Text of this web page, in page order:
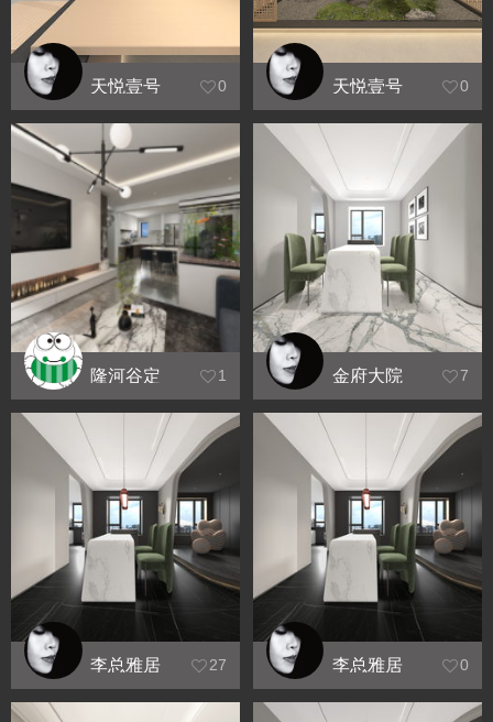
天悦壹号
阁楼效果
展示
0
天悦壹号
地下二层
效果展示
0
隆河谷定
制
1
金府大院
6.21版效
果展示
7
李总雅居
最终效果
27
李总雅居
效果
0